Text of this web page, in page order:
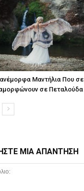
Μαντήλια Που σε
σε Πεταλούδα
ΜΙΑ ΑΠΑΝΤΗΣΗ